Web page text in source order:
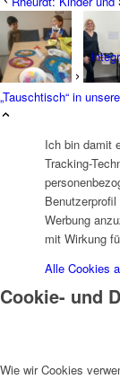
„Tauschtisch“ in
Ich bin damit
Tracking-
Werbung
mit Wirkung
Alle Cookies
Cookie- und
Wie wir Cookies